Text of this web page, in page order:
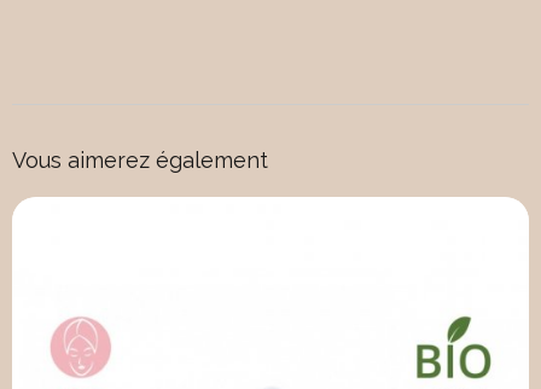
Vous aimerez également